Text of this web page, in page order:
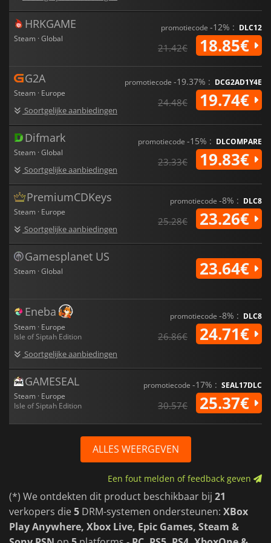
HRKGAME
Steam · Global
promotiecode -12% : DLC12
21.42€ 18.85€
G2A
Steam · Europe
Soortgelijke aanbiedingen
promotiecode -19.37% : DCG2AD1Y4E
24.48€ 19.74€
Difmark
Steam · Global
Soortgelijke aanbiedingen
promotiecode -15% : DLCOMPARE
23.33€ 19.83€
PremiumCDKeys
Steam · Europe
Soortgelijke aanbiedingen
promotiecode -8% : DLC8
25.28€ 23.26€
Gamesplanet US
Steam · Global 23.64€
Eneba
Steam · Europe
Isle of Siptah Edition
Soortgelijke aanbiedingen
promotiecode -8% : DLC8
26.86€ 24.71€
GAMESEAL
Steam · Europe
Isle of Siptah Edition
promotiecode -17% : SEAL17DLC
30.57€ 25.37€
ALLES WEERGEVEN
Een fout melden of feedback geven
(*) We ontdekten dit product beschikbaar bij 21
verkopers die5 DRM-systemen ondersteunen: XBox
Play Anywhere, Xbox Live, Epic Games, Steam &